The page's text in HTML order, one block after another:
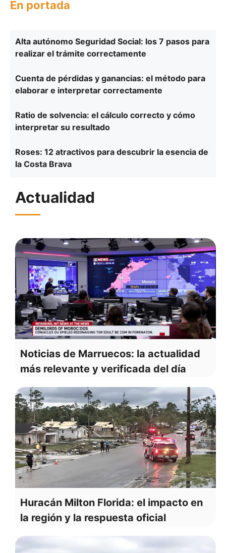
En portada
Alta autónomo Seguridad Social: los 7 pasos para
realizar el trámite correctamente
Cuenta de pérdidas y ganancias: el método para
elaborar e interpretar correctamente
Ratio de solvencia: el cálculo correcto y cómo
interpretar su resultado
Roses: 12 atractivos para descubrir la esencia de
la Costa Brava
Actualidad
Noticias de Marruecos: la actualidad
más relevante y verificada del día
Huracán Milton Florida: el impacto en
la región y la respuesta oficial